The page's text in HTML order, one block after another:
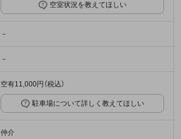
空室状況を教えてほしい
－
－
空有11,000円（税込）
駐車場について詳しく教えてほしい
仲介